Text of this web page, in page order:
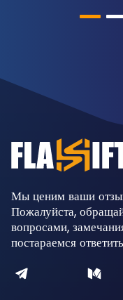
Мы ценим ваши
Пожалуйста,
вопросами,
постараемся